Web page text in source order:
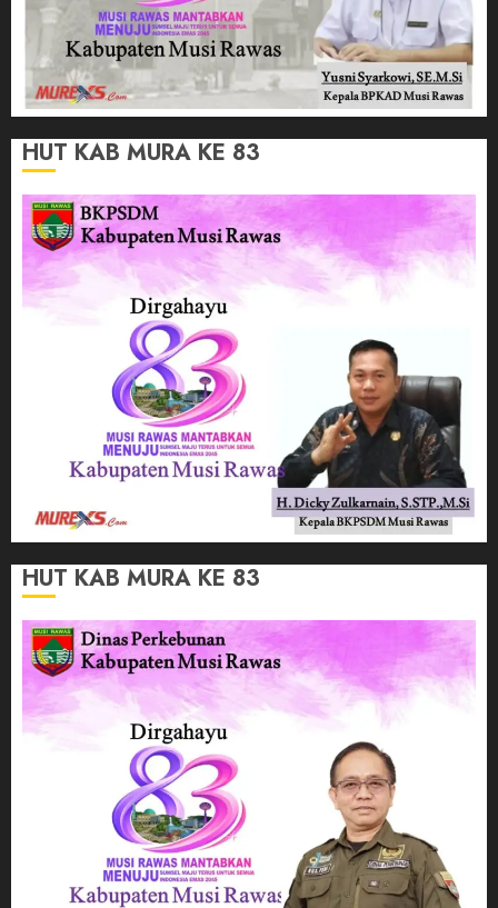
HUT KAB MURA KE 83
HUT KAB MURA KE 83